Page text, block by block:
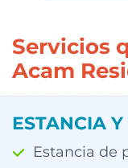
Servicios
Acam
ESTANCIA Y
Estancia de